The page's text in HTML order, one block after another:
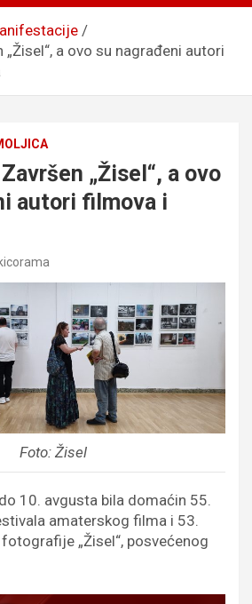
„Žisel“, a ovo su nagrađeni autori
„Žisel“, a ovo
autori filmova i
Foto: Žisel
10. avgusta bila domaćin 55.
amaterskog filma i 53.
„Žisel“, posvećenog